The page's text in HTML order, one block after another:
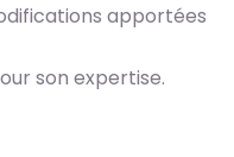
apportées
son expertise.